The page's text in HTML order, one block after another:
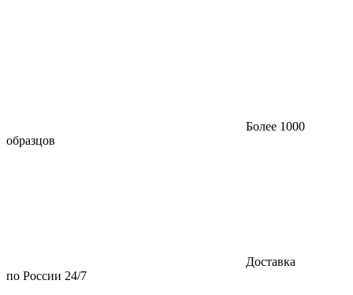
Более 1000
образцов
Доставка
по России 24/7